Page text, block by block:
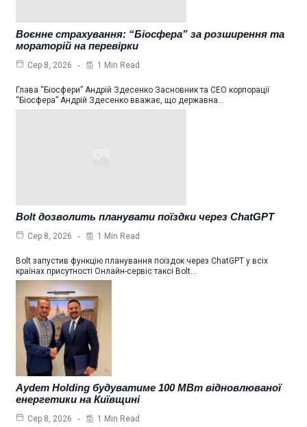
Воєнне страхування: “Біосфера” за розширення та
мораторій на перевірки
Сер 8, 2026 1 Min Read
Глава “Біосфери” Андрій Здесенко Засновник та СЕО корпорації
“Біосфера” Андрій Здесенко вважає, що державна…
Bolt дозволить планувати поїздки через ChatGPT
Сер 8, 2026 1 Min Read
Bolt запустив функцію планування поїздок через ChatGPT у всіх
країнах присутності Онлайн-сервіс таксі Bolt…
Aydem Holding будуватиме 100 МВт відновлюваної
енергетики на Київщині
Сер 8, 2026 1 Min Read